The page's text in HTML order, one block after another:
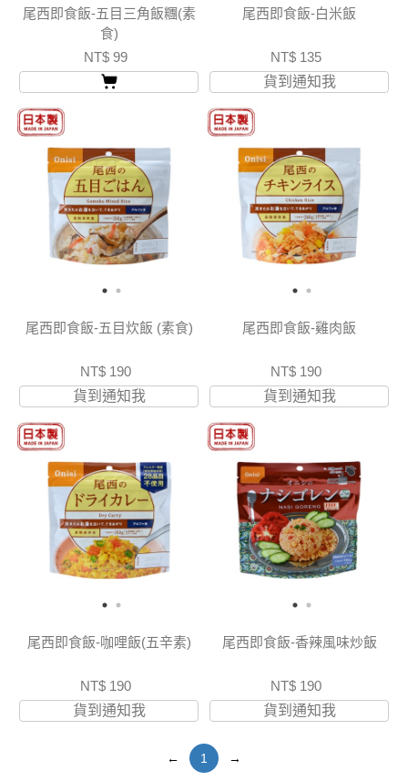
尾西即食飯-五目三角飯糰(素
食)
NT$ 99
尾西即食飯-白米飯
NT$ 135
貨到通知我
尾西即食飯-五目炊飯 (素食)
NT$ 190
貨到通知我
尾西即食飯-雞肉飯
NT$ 190
貨到通知我
尾西即食飯-咖哩飯(五辛素)
NT$ 190
貨到通知我
尾西即食飯-香辣風味炒飯
NT$ 190
貨到通知我
← 1 →